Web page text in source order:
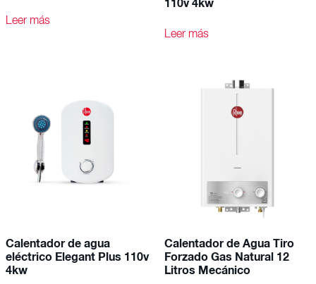
Leer más
110v 4kw
Leer más
Calentador de agua
eléctrico Elegant Plus 110v
4kw
Calentador de Agua Tiro
Forzado Gas Natural 12
Litros Mecánico